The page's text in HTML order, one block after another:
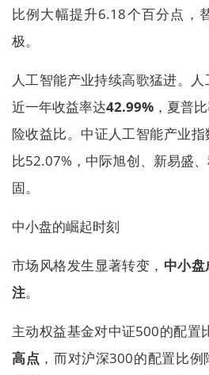
比例大幅提升6.18个百分点，
极。
人工智能产业持续高歌猛进。人
近一年收益率达42.99% ，夏普
险收益比。中证人工智能产业
比52.07%，中际旭创、新易盛
固。
中小盘的崛起时刻
市场风格发生显著转变， 中小
注。
主动权益基金对中证500的配置
高点 ，而对沪深300的配置比